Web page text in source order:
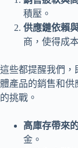
積壓。
供應鏈依賴
商，使得成
這些都提醒我們，
體產品的銷售和供
的挑戰。
高庫存帶來
金。